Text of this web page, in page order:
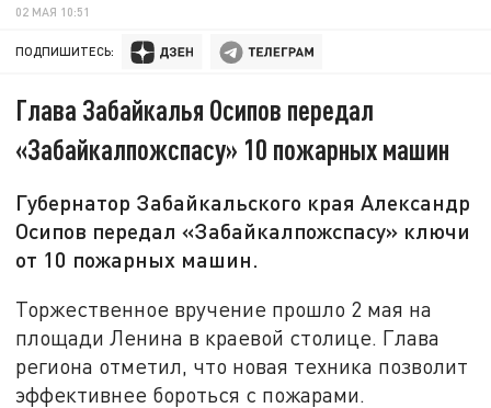
02 МАЯ 10:51
ПОДПИШИТЕСЬ:
Глава Забайкалья Осипов передал
«Забайкалпожспасу» 10 пожарных машин
Губернатор Забайкальского края Александр
Осипов передал «Забайкалпожспасу» ключи
от 10 пожарных машин.
Торжественное вручение прошло 2 мая на
площади Ленина в краевой столице. Глава
региона отметил, что новая техника позволит
эффективнее бороться с пожарами.